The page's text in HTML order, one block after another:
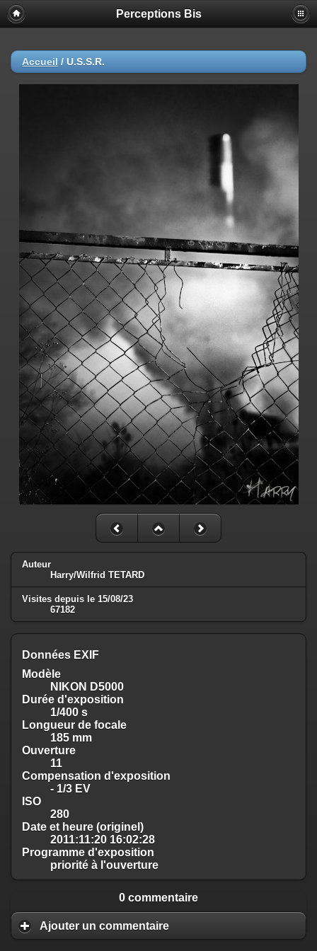
Perceptions Bis
Accueil / U.S.S.R.
Auteur
Harry/Wilfrid TETARD
Visites depuis le 15/08/23
67182
Données EXIF
Modèle
NIKON D5000
Durée d'exposition
1/400 s
Longueur de focale
185 mm
Ouverture
11
Compensation d'exposition
- 1/3 EV
ISO
280
Date et heure (originel)
2011:11:20 16:02:28
Programme d'exposition
priorité à l'ouverture
0 commentaire
Ajouter un commentaire